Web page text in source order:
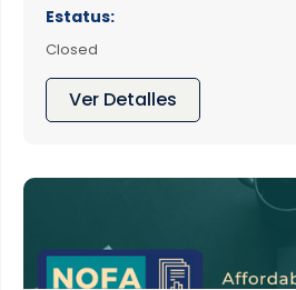
Estatus:
Closed
Ver Detalles